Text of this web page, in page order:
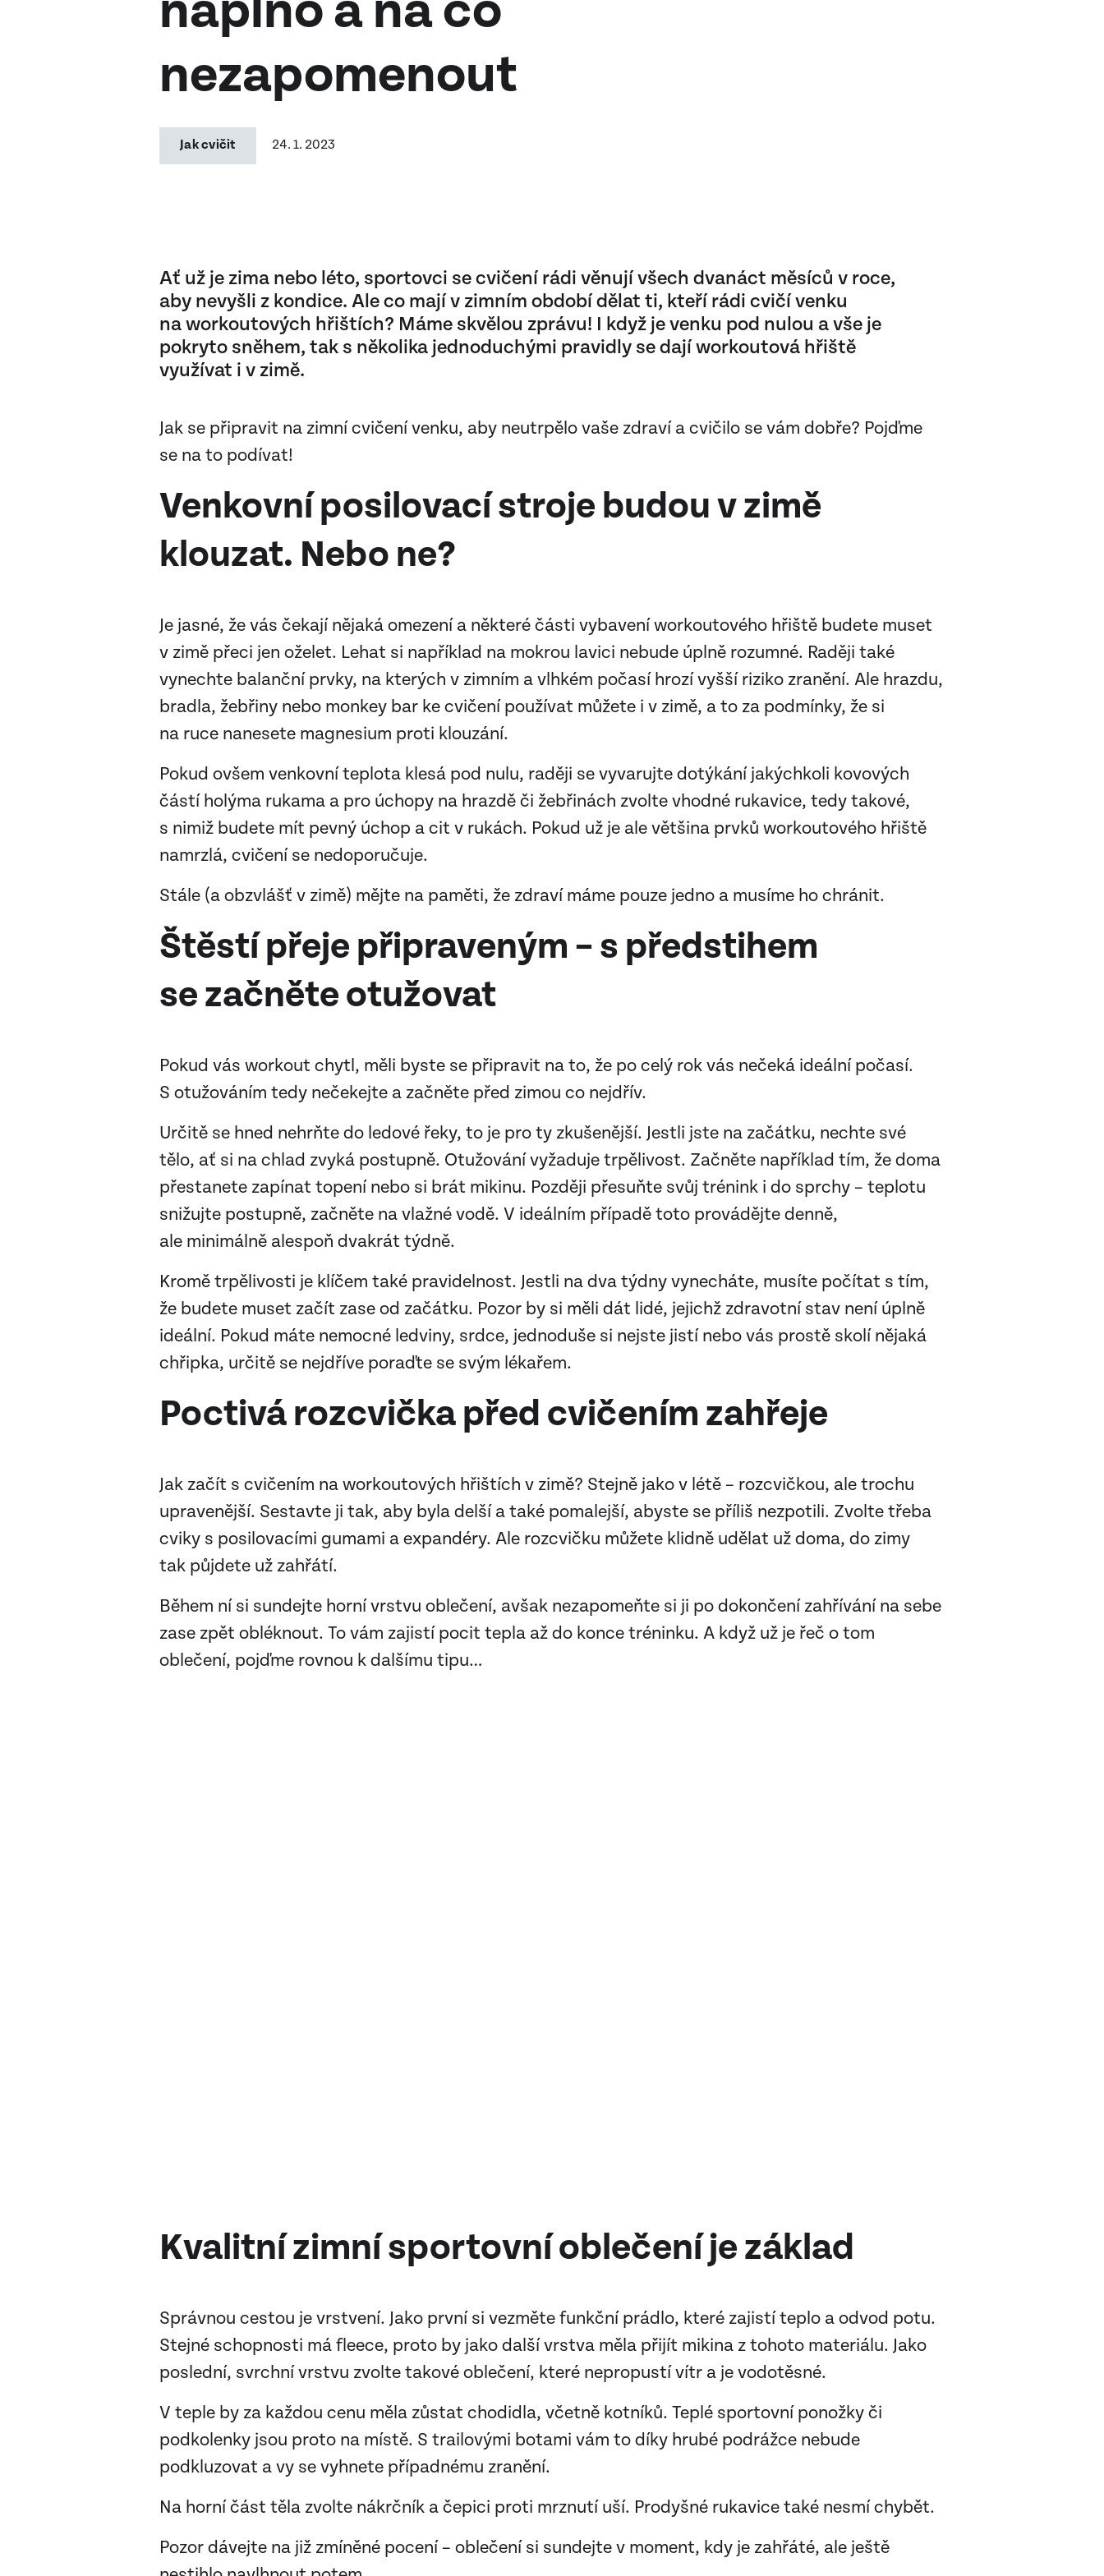
nezapomenout
Jak cvičit 24. 1. 2023
Ať už je zima nebo léto, sportovci se cvičení rádi věnují všech dvanáct měsíců v roce,
aby nevyšli z kondice. Ale co mají v zimním období dělat ti, kteří rádi cvičí venku
na workoutových hřištích? Máme skvělou zprávu! I když je venku pod nulou a vše je
pokryto sněhem, tak s několika jednoduchými pravidly se dají workoutová hřiště
využívat i v zimě.
Jak se připravit na zimní cvičení venku, aby neutrpělo vaše zdraví a cvičilo se vám dobře? Pojďme
se na to podívat!
Venkovní posilovací stroje budou v zimě
klouzat. Nebo ne?
Je jasné, že vás čekají nějaká omezení a některé části vybavení workoutového hřiště budete muset
v zimě přeci jen oželet. Lehat si například na mokrou lavici nebude úplně rozumné. Raději také
vynechte balanční prvky, na kterých v zimním a vlhkém počasí hrozí vyšší riziko zranění. Ale hrazdu,
bradla, žebřiny nebo monkey bar ke cvičení používat můžete i v zimě, a to za podmínky, že si
na ruce nanesete magnesium proti klouzání.
Pokud ovšem venkovní teplota klesá pod nulu, raději se vyvarujte dotýkání jakýchkoli kovových
částí holýma rukama a pro úchopy na hrazdě či žebřinách zvolte vhodné rukavice, tedy takové,
s nimiž budete mít pevný úchop a cit v rukách. Pokud už je ale většina prvků workoutového hřiště
namrzlá, cvičení se nedoporučuje.
Stále (a obzvlášť v zimě) mějte na paměti, že zdraví máme pouze jedno a musíme ho chránit.
Štěstí přeje připraveným – s předstihem
se začněte otužovat
Pokud vás workout chytl, měli byste se připravit na to, že po celý rok vás nečeká ideální počasí.
S otužováním tedy nečekejte a začněte před zimou co nejdřív.
Určitě se hned nehrňte do ledové řeky, to je pro ty zkušenější. Jestli jste na začátku, nechte své
tělo, ať si na chlad zvyká postupně. Otužování vyžaduje trpělivost. Začněte například tím, že doma
přestanete zapínat topení nebo si brát mikinu. Později přesuňte svůj trénink i do sprchy – teplotu
snižujte postupně, začněte na vlažné vodě. V ideálním případě toto provádějte denně,
ale minimálně alespoň dvakrát týdně.
Kromě trpělivosti je klíčem také pravidelnost. Jestli na dva týdny vynecháte, musíte počítat s tím,
že budete muset začít zase od začátku. Pozor by si měli dát lidé, jejichž zdravotní stav není úplně
ideální. Pokud máte nemocné ledviny, srdce, jednoduše si nejste jistí nebo vás prostě skolí nějaká
chřipka, určitě se nejdříve poraďte se svým lékařem.
Poctivá rozcvička před cvičením zahřeje
Jak začít s cvičením na workoutových hřištích v zimě? Stejně jako v létě – rozcvičkou, ale trochu
upravenější. Sestavte ji tak, aby byla delší a také pomalejší, abyste se příliš nezpotili. Zvolte třeba
cviky s posilovacími gumami a expandéry. Ale rozcvičku můžete klidně udělat už doma, do zimy
tak půjdete už zahřátí.
Během ní si sundejte horní vrstvu oblečení, avšak nezapomeňte si ji po dokončení zahřívání na sebe
zase zpět obléknout. To vám zajistí pocit tepla až do konce tréninku. A když už je řeč o tom
oblečení, pojďme rovnou k dalšímu tipu…
Kvalitní zimní sportovní oblečení je základ
Správnou cestou je vrstvení. Jako první si vezměte funkční prádlo, které zajistí teplo a odvod potu.
Stejné schopnosti má fleece, proto by jako další vrstva měla přijít mikina z tohoto materiálu. Jako
poslední, svrchní vrstvu zvolte takové oblečení, které nepropustí vítr a je vodotěsné.
V teple by za každou cenu měla zůstat chodidla, včetně kotníků. Teplé sportovní ponožky či
podkolenky jsou proto na místě. S trailovými botami vám to díky hrubé podrážce nebude
podkluzovat a vy se vyhnete případnému zranění.
Na horní část těla zvolte nákrčník a čepici proti mrznutí uší. Prodyšné rukavice také nesmí chybět.
Pozor dávejte na již zmíněné pocení – oblečení si sundejte v moment, kdy je zahřáté, ale ještě